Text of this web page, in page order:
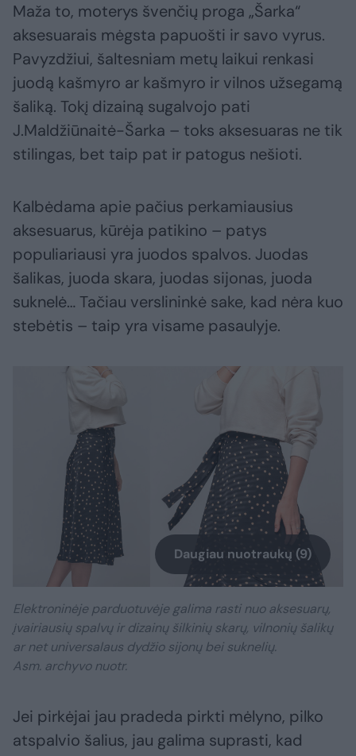
Maža to, moterys švenčių proga „Šarka“
aksesuarais mėgsta papuošti ir savo vyrus.
Pavyzdžiui, šaltesniam metų laikui renkasi
juodą kašmyro ar kašmyro ir vilnos užsegamą
šaliką. Tokį dizainą sugalvojo pati
J.Maldžiūnaitė-Šarka – toks aksesuaras ne tik
stilingas, bet taip pat ir patogus nešioti.
Kalbėdama apie pačius perkamiausius
aksesuarus, kūrėja patikino – patys
populiariausi yra juodos spalvos. Juodas
šalikas, juoda skara, juodas sijonas, juoda
suknelė… Tačiau verslininkė sake, kad nėra kuo
stebėtis – taip yra visame pasaulyje.
Daugiau nuotraukų (9)
Elektroninėje parduotuvėje galima rasti nuo aksesuarų,
įvairiausių spalvų ir dizainų šilkinių skarų, vilnonių šalikų
ar net universalaus dydžio sijonų bei suknelių.
Asm. archyvo nuotr.
Jei pirkėjai jau pradeda pirkti mėlyno, pilko
atspalvio šalius, jau galima suprasti, kad